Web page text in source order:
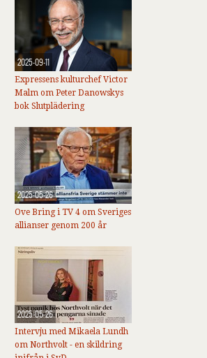
2025-09-11
Expressens kulturchef Victor
Malm om Peter Danowskys
bok Slutplädering
2025-05-26
Ove Bring i TV 4 om Sveriges
allianser genom 200 år
2025-05-26
Intervju med Mikaela Lundh
om Northvolt - en skildring